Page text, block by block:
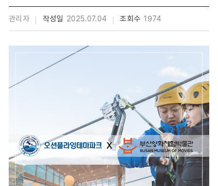
관리자 작성일 2025.07.04 조회수 1974